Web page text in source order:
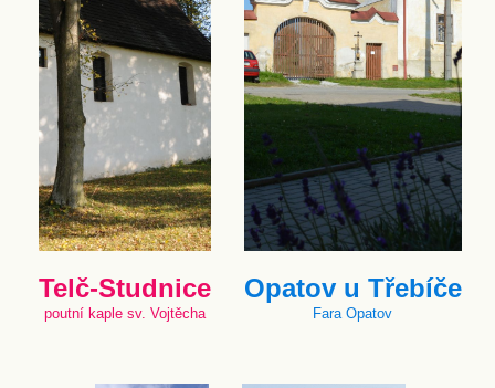
Telč-Studnice
poutní kaple sv. Vojtěcha
Opatov u Třebíče
Fara Opatov